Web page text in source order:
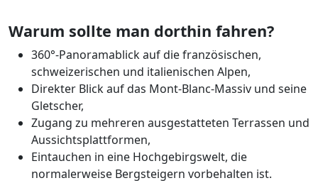
Warum sollte man dorthin fahren?
360°-Panoramablick auf die französischen,
schweizerischen und italienischen Alpen,
Direkter Blick auf das Mont-Blanc-Massiv und seine
Gletscher,
Zugang zu mehreren ausgestatteten Terrassen und
Aussichtsplattformen,
Eintauchen in eine Hochgebirgswelt, die
normalerweise Bergsteigern vorbehalten ist.